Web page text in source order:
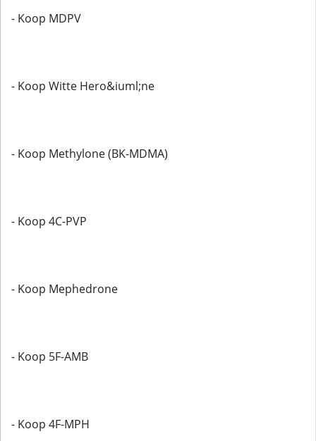
- Koop MDPV
- Koop Witte Hero&iuml;ne
- Koop Methylone (BK-MDMA)
- Koop 4C-PVP
- Koop Mephedrone
- Koop 5F-AMB
- Koop 4F-MPH